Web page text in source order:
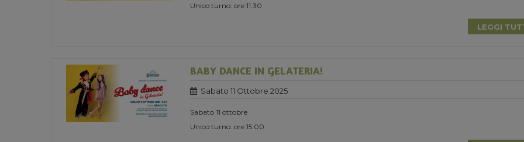
Unico turno: ore 11:30
LEGGI
BABY DANCE IN GELATERIA!
Sabato 11 Ottobre 2025
Sabato 11 ottobre
Unico turno: ore 15.00